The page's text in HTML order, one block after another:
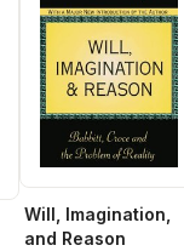
Will, Imagination,
and Reason